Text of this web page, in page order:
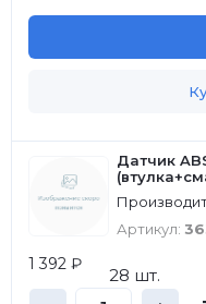
Датчик
Артикул:
1 392 ₽
28 шт.